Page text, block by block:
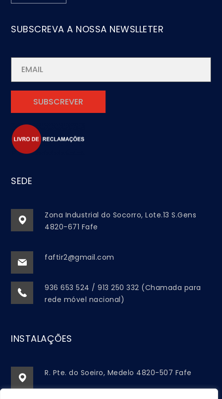
SUBSCREVA A NOSSA NEWSLLETER
SEDE
Zona Industrial do Socorro, Lote.13 S.Gens
4820-671 Fafe
faftir2@gmail.com
936 653 524 / 913 250 332 (Chamada para
rede móvel nacional)
INSTALAÇÕES
R. Pte. do Soeiro, Medelo 4820-507 Fafe